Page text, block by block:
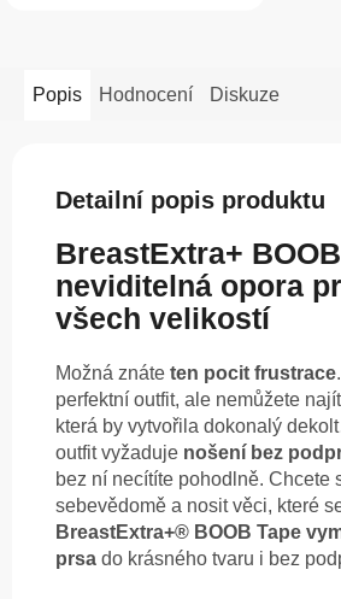
Popis Hodnocení Diskuze
Detailní popis produktu
BreastExtra+
neviditelná opora
všech velikostí
Možná znáte ten pocit frustrace
perfektní outfit, ale nemůžete
která by vytvořila dokonalý
outfit vyžaduje nošení bez
bez ní necítíte pohodlně. Chcete
sebevědomě a nosit věci, které
BreastExtra+® BOOB Tape
prsa do krásného tvaru i bez